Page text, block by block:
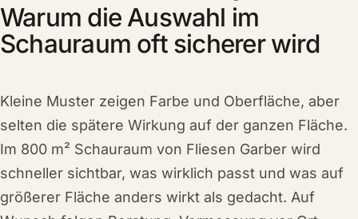
Warum die Auswahl im
Schauraum oft sicherer wird
Kleine Muster zeigen Farbe und Oberfläche, aber
selten die spätere Wirkung auf der ganzen Fläche.
Im 800 m² Schauraum von Fliesen Garber wird
schneller sichtbar, was wirklich passt und was auf
größerer Fläche anders wirkt als gedacht. Auf